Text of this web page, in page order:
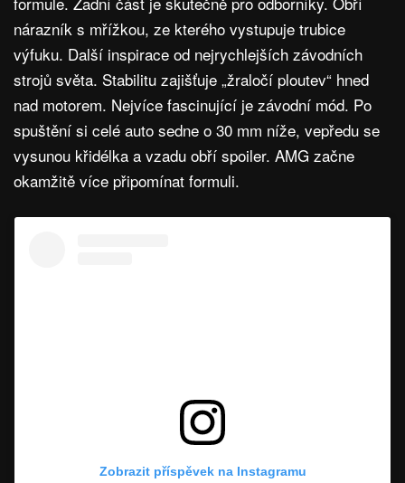
nárazník s mřížkou, ze kterého vystupuje trubice
výfuku. Další inspirace od nejrychlejších závodních
strojů světa. Stabilitu zajišťuje „žraločí ploutev“ hned
nad motorem. Nejvíce fascinující je závodní mód. Po
spuštění si celé auto sedne o 30 mm níže, vepředu se
vysunou křidélka a vzadu obří spoiler. AMG začne
okamžitě více připomínat formuli.
Zobrazit příspěvek na Instagramu